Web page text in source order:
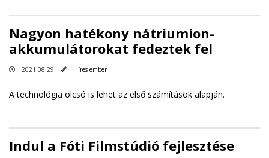
Nagyon hatékony nátriumion-
akkumulátorokat fedeztek fel
2021.08.29 Híres ember
A technológia olcsó is lehet az első számítások alapján.
Indul a Fóti Filmstúdió fejlesztése